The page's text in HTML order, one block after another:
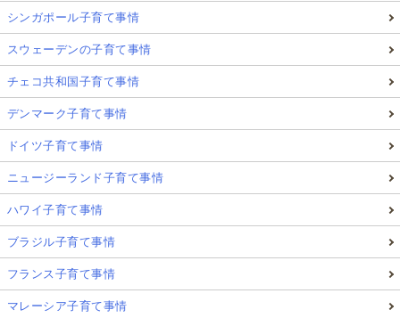
シンガポール子育て事情
スウェーデンの子育て事情
チェコ共和国子育て事情
デンマーク子育て事情
ドイツ子育て事情
ニュージーランド子育て事情
ハワイ子育て事情
ブラジル子育て事情
フランス子育て事情
マレーシア子育て事情